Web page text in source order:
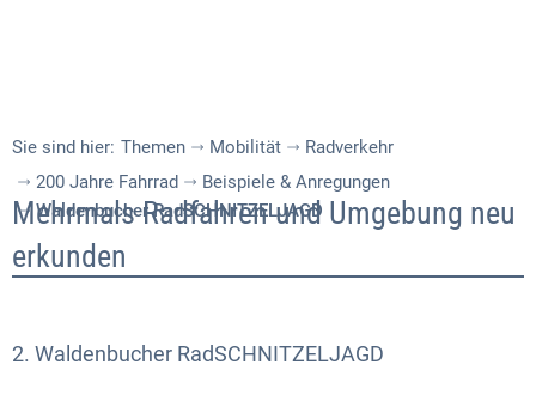
Sie sind hier: Themen Mobilität
Radverkehr
200 Jahre Fahrrad
Beispiele & Anregungen
Waldenbucher RadSCHNITZELJAGD
Waldenbucher
RadSCHNITZELJAGD
Mehrmals Radfahren und Umgebung neu
erkunden
2. Waldenbucher RadSCHNITZELJAGD